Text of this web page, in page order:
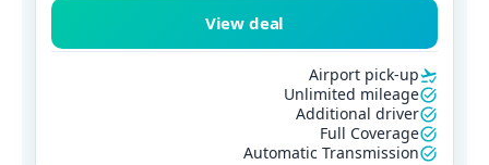
View deal
Airport pick-up
Unlimited mileage
Additional driver
Full Coverage
Automatic Transmission